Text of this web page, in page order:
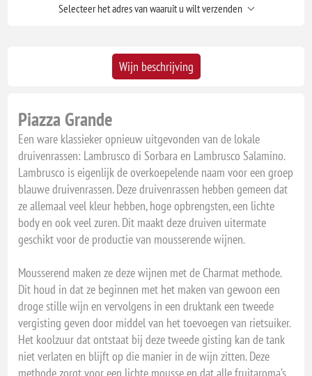
Selecteer het adres van waaruit u wilt verzenden
Wijn beschrijving
Piazza Grande
Een ware klassieker opnieuw uitgevonden van de lokale
druivenrassen: Lambrusco di Sorbara en Lambrusco Salamino.
Lambrusco is eigenlijk de overkoepelende naam voor een groep
blauwe druivenrassen. Deze druivenrassen hebben gemeen dat
ze allemaal veel kleur hebben, hoge opbrengsten, een lichte
body en ook veel zuren. Dit maakt deze druiven uitermate
geschikt voor de productie van mousserende wijnen.
Mousserend maken ze deze wijnen met de Charmat methode.
Dit houd in dat ze beginnen met het maken van gewoon een
droge stille wijn en vervolgens in een druktank een tweede
vergisting geven door middel van het toevoegen van rietsuiker.
Het koolzuur dat ontstaat bij deze tweede gisting kan de tank
niet verlaten en blijft op die manier in de wijn zitten. Deze
methode zorgt voor een lichte mousse en dat alle fruitaroma’s